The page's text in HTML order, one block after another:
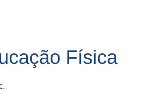
Física